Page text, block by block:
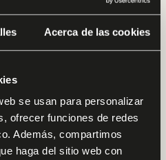
Acerca de las cookies
se usan para personalizar
ofrecer funciones de redes
Además, compartimos
haga del sitio web con
12 meses
4.9 / 5